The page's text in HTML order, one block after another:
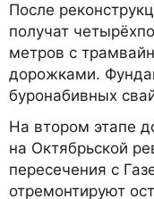
После
получат
метров с
дорожками.
буронабивных
На втором этапе
на Октябрьской
пересечения с
отремонтируют